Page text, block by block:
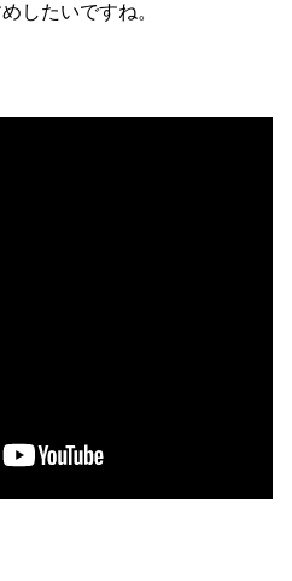
したいですね。